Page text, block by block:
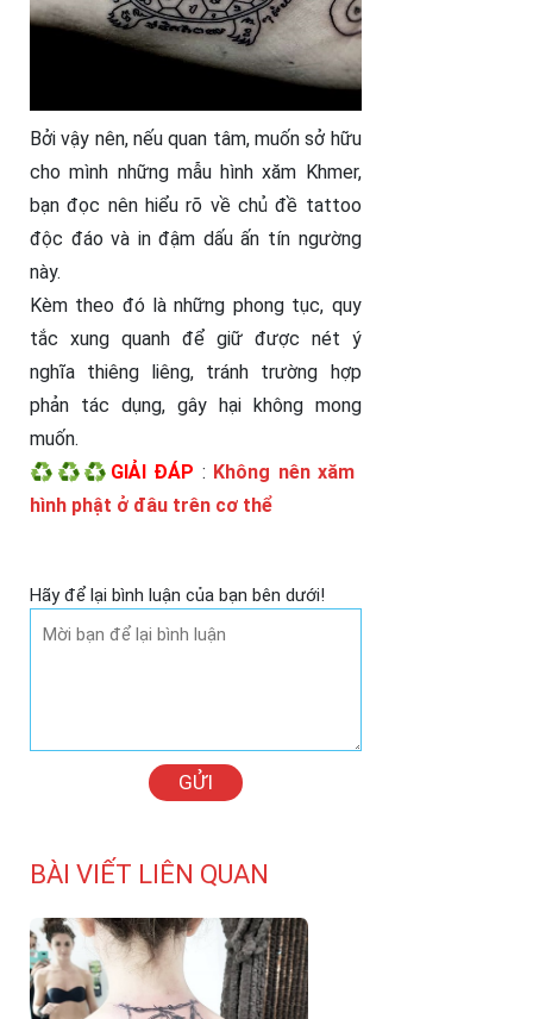
Bởi vậy nên, nếu quan tâm, muốn sở hữu
cho mình những mẫu hình xăm Khmer,
bạn đọc nên hiểu rõ về chủ đề tattoo
độc đáo và in đậm dấu ấn tín ngường
này.
Kèm theo đó là những phong tục, quy
tắc xung quanh để giữ được nét ý
nghĩa thiêng liêng, tránh trường hợp
phản tác dụng, gây hại không mong
muốn.
♻️♻️♻️GIẢI ĐÁP : Không nên xăm
hình phật ở đâu trên cơ thể
Hãy để lại bình luận của bạn bên dưới!
GỬI
BÀI VIẾT LIÊN QUAN